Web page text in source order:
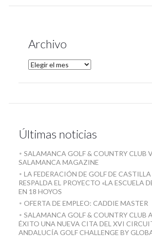
Archivo
Últimas noticias
SALAMANCA GOLF & COUNTRY CLUB
SALAMANCA MAGAZINE
LA FEDERACIÓN DE GOLF DE CASTILLA
RESPALDA EL PROYECTO «LA ESCUELA
EN 18 HOYOS
OFERTA DE EMPLEO: CADDIE MASTER
SALAMANCA GOLF & COUNTRY CLUB
ÉXITO UNA NUEVA CITA DEL XVI
ANDALUCÍA GOLF CHALLENGE BY